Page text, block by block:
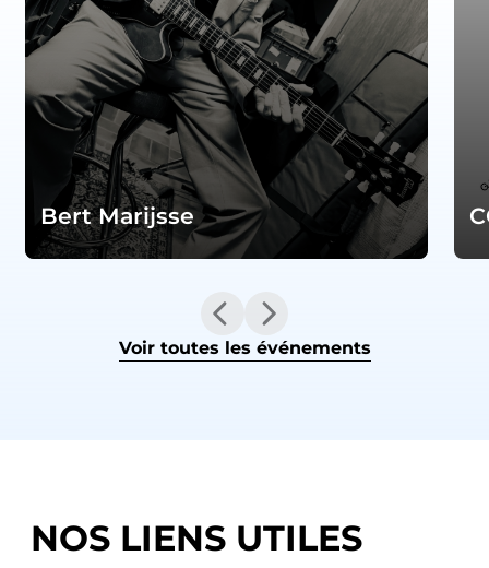
Bert Marijsse
Voir toutes les événements
NOS LIENS UTILES